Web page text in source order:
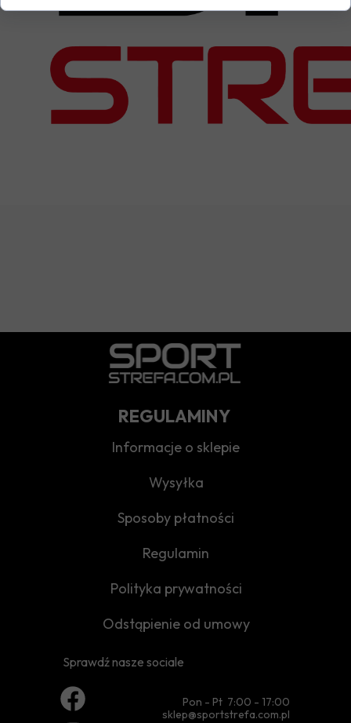
Pon - Pt 7:00 - 17:00
sklep@sportstrefa.com.pl
Sprawdź nasze sociale
REGULAMINY
Odstąpienie od umowy
Polityka prywatności
Regulamin
Sposoby płatności
Wysyłka
Informacje o sklepie